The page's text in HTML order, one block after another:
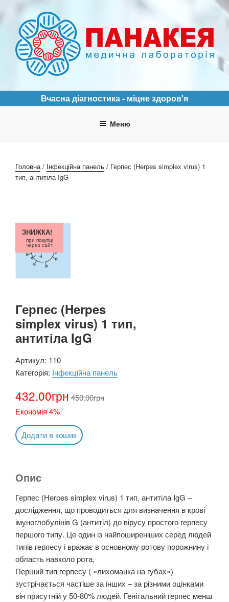
вмісту
ПАНАКЕЯ
Вчасна діагностика - міцне здоров'я
Меню
Головна/ Інфекційна панель / Герпес (Herpes simplex virus) 1
тип, антитіла IgG
Герпес (Herpes
simplex virus) 1 тип,
антитіла IgG
Артикул: 110
Категорія: Інфекційна панель
432.00грн 450.00грн
Економія 4%
ЗНИЖКА!
при покупці
через сайт
Додати в кошик
Опис
Герпес (Herpes simplex virus) 1 тип, антитіла IgG –
дослідження, що проводиться для визначення в крові
імуноглобулінів G (антитіл) до вірусу простого герпесу
першого типу. Це один із найпоширеніших серед людей
типів герпесу і вражає в основному ротову порожнину і
область навколо рота,
Перший тип герпесу ( «лихоманка на губах»)
зустрічається частіше за інших – за різними оцінками
він присутній у 50-80% людей. Генітальний герпес менш